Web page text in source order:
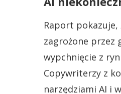
Raport pokazuje,
zagrożone przez
wypchnięcie z
Copywriterzy z
narzędziami AI i